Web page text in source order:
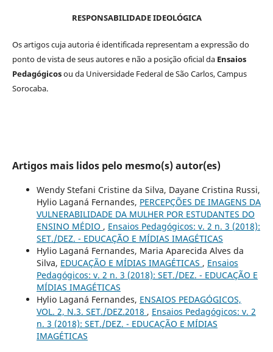
RESPONSABILIDADE IDEOLÓGICA
Os artigos cuja autoria é identificada representam a expressão do
ponto de vista de seus autores e não a posição oficial da Ensaios
Pedagógicosou da Universidade Federal de São Carlos, Campus
Sorocaba.
Artigos mais lidos pelo mesmo(s) autor(es)
Wendy Stefani Cristine da Silva, Dayane Cristina Russi,
Hylio Laganá Fernandes, PERCEPÇÕES DE IMAGENS DA
VULNERABILIDADE DA MULHER POR ESTUDANTES DO
ENSINO MÉDIO , Ensaios Pedagógicos: v. 2 n. 3 (2018):
SET./DEZ. - EDUCAÇÃO E MÍDIAS IMAGÉTICAS
Hylio Laganá Fernandes, Maria Aparecida Alves da
Silva, EDUCAÇÃO E MÍDIAS IMAGÉTICAS , Ensaios
Pedagógicos: v. 2 n. 3 (2018): SET./DEZ. - EDUCAÇÃO E
MÍDIAS IMAGÉTICAS
Hylio Laganá Fernandes, ENSAIOS PEDAGÓGICOS,
VOL. 2, N.3. SET./DEZ.2018 , Ensaios Pedagógicos: v. 2
n. 3 (2018): SET./DEZ. - EDUCAÇÃO E MÍDIAS
IMAGÉTICAS